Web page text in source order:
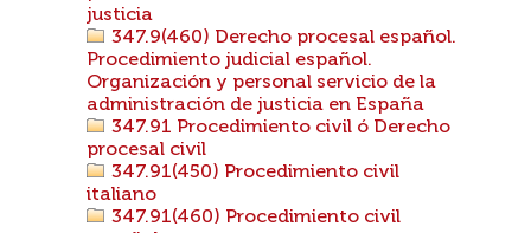
justicia
347.9(460) Derecho procesal español.
Procedimiento judicial español.
Organización y personal servicio de la
administración de justicia en España
347.91 Procedimiento civil ó Derecho
procesal civil
347.91(450) Procedimiento civil
italiano
347.91(460) Procedimiento civil